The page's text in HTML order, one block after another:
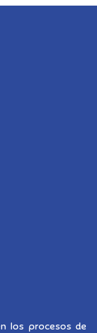
los procesos de